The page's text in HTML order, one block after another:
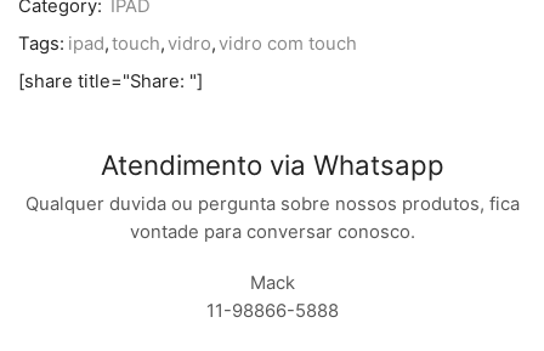
Category: IPAD
Tags: ipad,touch,vidro,vidro com touch
[share title="Share: "]
Atendimento via Whatsapp
Qualquer duvida ou pergunta sobre nossos produtos, fica
vontade para conversar conosco.
Mack
11-98866-5888